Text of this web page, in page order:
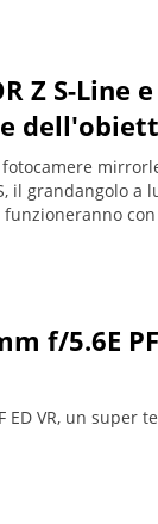
Z S-Line
il grandangolo
f/5.6E
ED VR, un